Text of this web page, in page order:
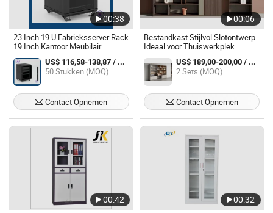
00:38
23 Inch 19 U Fabrieksserver Rack
19 Inch Kantoor Meubilair
Netwerk Stalen Archiefkast
US$ 116,58-138,87 / Stuk
50 Stukken (MOQ)
Contact Opnemen
00:06
Bestandkast Stijlvol Slotontwerp
Ideaal voor Thuiswerkplek
Kantoor Meubilair
US$ 189,00-200,00 / Set
2 Sets (MOQ)
Contact Opnemen
00:42 00:32